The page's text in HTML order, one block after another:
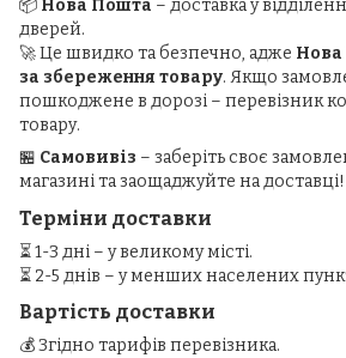
📦 Нова Пошта – доставка у
дверей.
🚀 Це швидко та безпечно, адже Нова
за збереження товару. Якщо
пошкоджене в дорозі – перевізник
товару.
🏪 Самовивіз – заберіть своє
магазині та заощаджуйте на доставці!
Терміни доставки
⏳ 1-3 дні – у великому місті.
⏳ 2-5 днів – у менших населених
Вартість доставки
💰 Згідно тарифів перевізника.